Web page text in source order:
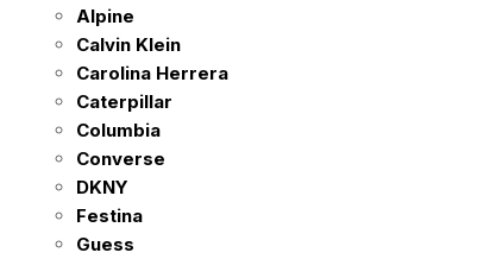
Alpine
Calvin Klein
Carolina Herrera
Caterpillar
Columbia
Converse
DKNY
Festina
Guess